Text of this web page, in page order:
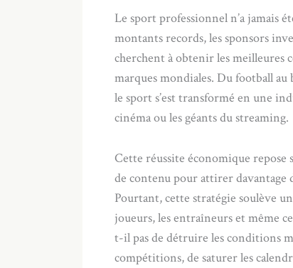
Le sport professionnel n’a jamais
montants records, les sponsors
cherchent à obtenir les meilleures
marques mondiales. Du football au
le sport s’est transformé en une
cinéma ou les géants du streaming.
Cette réussite économique
de contenu pour attirer davantage
Pourtant, cette stratégie soulève
joueurs, les entraîneurs et même
t-il pas de détruire les conditions
compétitions, de saturer les